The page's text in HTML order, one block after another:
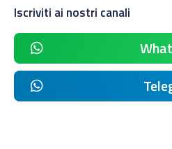
Iscriviti ai nostri canali